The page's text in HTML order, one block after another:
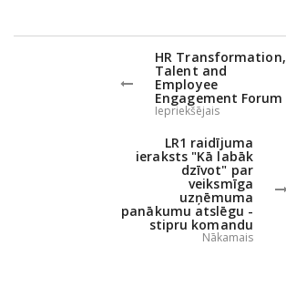
HR Transformation,
Talent and
Employee
Engagement Forum
Iepriekšējais
LR1 raidījuma
ieraksts "Kā labāk
dzīvot" par
veiksmīga
uzņēmuma
panākumu atslēgu -
stipru komandu
Nākamais